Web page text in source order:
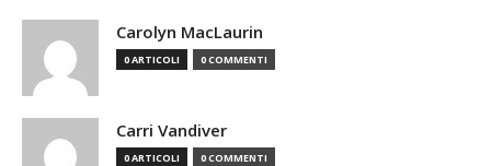
Carolyn MacLaurin
0 ARTICOLI 0 COMMENTI
Carri Vandiver
0 ARTICOLI 0 COMMENTI